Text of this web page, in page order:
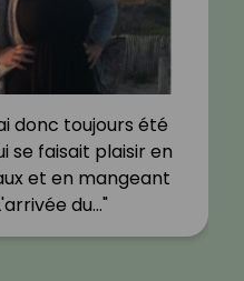
donc toujours été
se faisait plaisir en
et en mangeant
du…"